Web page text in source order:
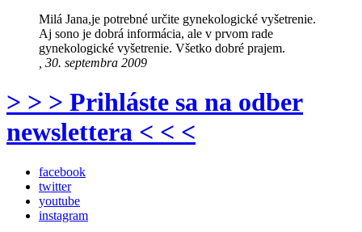
Milá Jana,je potrebné určite gynekologické vyšetrenie.
Aj sono je dobrá informácia, ale v prvom rade
gynekologické vyšetrenie. Všetko dobré prajem.
, 30. septembra 2009
> > > Prihláste sa na odber
newslettera < < <
facebook
twitter
youtube
instagram